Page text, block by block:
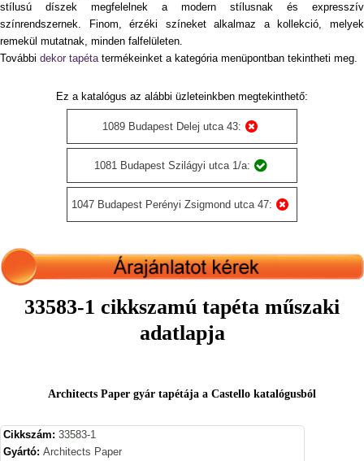
stílusú díszek megfelelnek a modern stílusnak és expresszív
színrendszernek. Finom, érzéki színeket alkalmaz a kollekció, melyek
remekül mutatnak, minden falfelületen.
További dekor tapétatermékeinket a kategória menüpontban tekintheti meg.
Ez a katalógus az alábbi üzleteinkben megtekinthető:
1089 Budapest Delej utca 43:
1081 Budapest Szilágyi utca 1/a:
1047 Budapest Perényi Zsigmond utca 47:
33583-1 cikkszamú tapéta műszaki
adatlapja
Architects Paper gyár tapétája a Castello katalógusból
Cikkszám: 33583-1
Gyártó: Architects Paper